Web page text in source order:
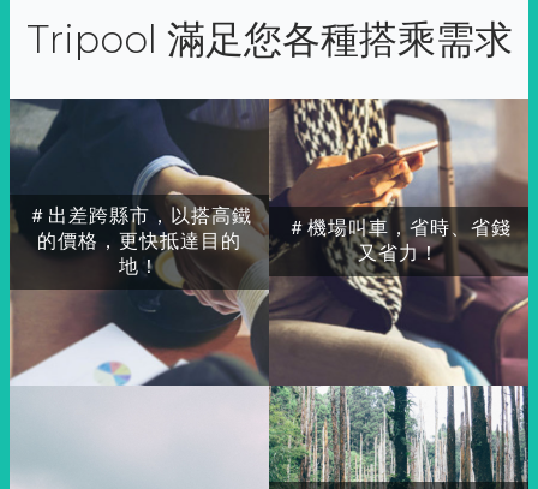
Tripool 滿足您各種搭乘需求
＃出差跨縣市，以搭高鐵
的價格，更快抵達目的
地！
＃機場叫車，省時、省錢
又省力！